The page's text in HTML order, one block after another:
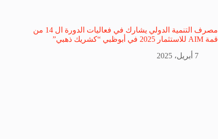
مصرف التنمية الدولي يشارك في فعاليات الدورة ال 14 من
قمة AIM للاستثمار 2025 في أبوظبي “كشريك ذهبي”
7 أبريل، 2025